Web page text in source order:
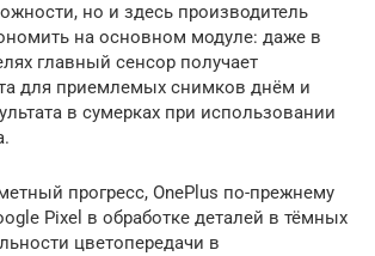
но и здесь производитель
на основном модуле: даже в
главный сенсор получает
для приемлемых снимков днём и
в сумерках при использовании
прогресс, OnePlus по-прежнему
Pixel в обработке деталей в тёмных
цветопередачи в